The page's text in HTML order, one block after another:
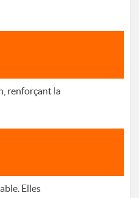
renforçant la
Elles